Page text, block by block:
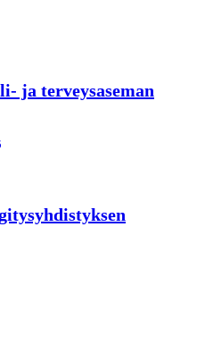
ja terveysaseman